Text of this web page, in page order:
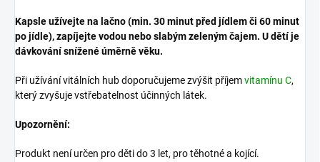
Kapsle užívejte na lačno (min. 30 minut před jídlem či 60 minut
po jídle), zapíjejte vodou nebo slabým zeleným čajem. U dětí je
dávkování snížené úměrně věku.
Při užívání vitálních hub doporučujeme zvýšit příjemvitamínu C,
který zvyšuje vstřebatelnost účinných látek.
Upozornění:
Produkt není určen pro děti do 3 let, pro těhotné a kojící.